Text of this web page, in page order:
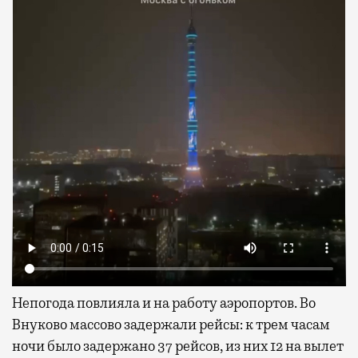
Непогода повлияла и на работу аэропортов. Во
Внуково массово задержали рейсы: к трем часам
ночи было задержано 37 рейсов, из них 12 на вылет